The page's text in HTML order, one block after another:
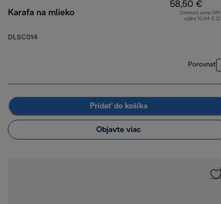
Karafa na mlieko
DLSC014
58,50 €
Zahrnutá suma
výške 10,94 €
Porovnať
Pridať do košíka
Objavte viac